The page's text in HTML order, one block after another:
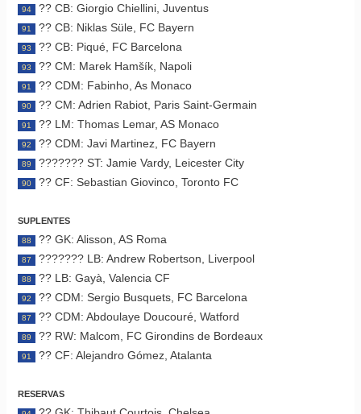
94 ?? CB: Giorgio Chiellini, Juventus
91 ?? CB: Niklas Süle, FC Bayern
93 ?? CB: Piqué, FC Barcelona
93 ?? CM: Marek Hamšík, Napoli
91 ?? CDM: Fabinho, As Monaco
90 ?? CM: Adrien Rabiot, Paris Saint-Germain
91 ?? LM: Thomas Lemar, AS Monaco
92 ?? CDM: Javi Martinez, FC Bayern
89 ??????? ST: Jamie Vardy, Leicester City
90 ?? CF: Sebastian Giovinco, Toronto FC
SUPLENTES
88 ?? GK: Alisson, AS Roma
87 ??????? LB: Andrew Robertson, Liverpool
88 ?? LB: Gayà, Valencia CF
92 ?? CDM: Sergio Busquets, FC Barcelona
87 ?? CDM: Abdoulaye Doucouré, Watford
89 ?? RW: Malcom, FC Girondins de Bordeaux
91 ?? CF: Alejandro Gómez, Atalanta
RESERVAS